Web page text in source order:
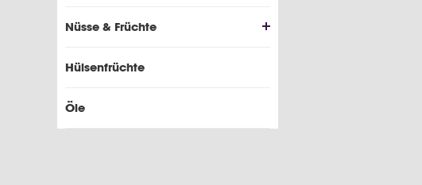
Nüsse & Früchte
Hülsenfrüchte
Öle